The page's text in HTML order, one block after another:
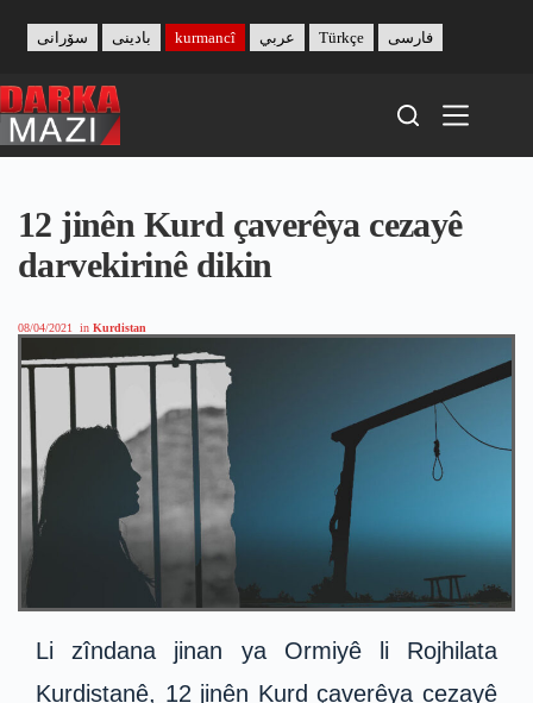
content
بادینی سۆرانی kurmancî عربي Türkçe فارسی
12 jinên Kurd çaverêya cezayê
darvekirinê dikin
08/04/2021 in Kurdistan
Li zîndana jinan ya Ormiyê li Rojhilata
Kurdistanê, 12 jinên Kurd çaverêya cezayê